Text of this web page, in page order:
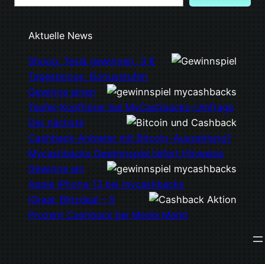
Aktuelle News
Shoop: Tesla gewinnen, 3 €
Tagesbonus, Bonusstufen
Gewinne einen
Teufel-Kopfhörer bei MyCashbacks-Umfrage
Der nächste
Cashback-Anbieter mit Bitcoin-Auszahlung?
Mycashbacks Gewinnspiel liefert Hinweise
Gewinne ein
Apple iPhone 13 bei mycashbacks
iGraal: Blitzdeal – 5
Prozent Cashback bei Media Markt